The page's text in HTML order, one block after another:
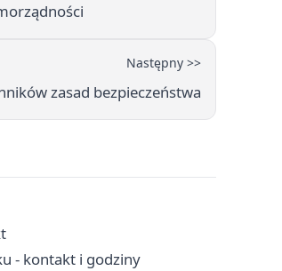
Następny >>
zasad bezpieczeństwa
- kontakt i godziny